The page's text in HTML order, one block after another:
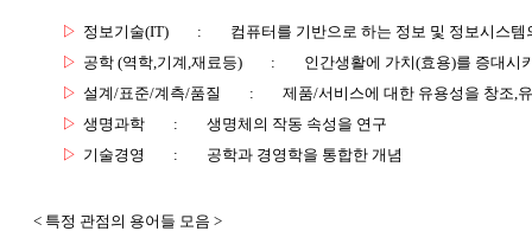
▷ 정보기술(IT) :
컴퓨터를 기반으로 하는 정보 및 정보시스템
▷ 공학 (역학,기계,재료등) :
인간생활에 가치(효용)를 증대시
▷ 설계/표준/계측/품질 :
제품/서비스에 대한 유용성을 창조,
▷ 생명과학 :
생명체의 작동 속성을 연구
▷ 기술경영 : 공학과 경영학을 통합한 개념
< 특정 관점의 용어들 모음 >